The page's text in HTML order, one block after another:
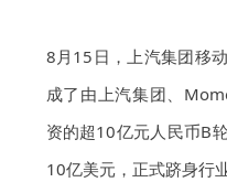
8月15日，上汽集团移
成了由上汽集团、
资的超10亿元人民币B
10亿美元，正式跻身行业